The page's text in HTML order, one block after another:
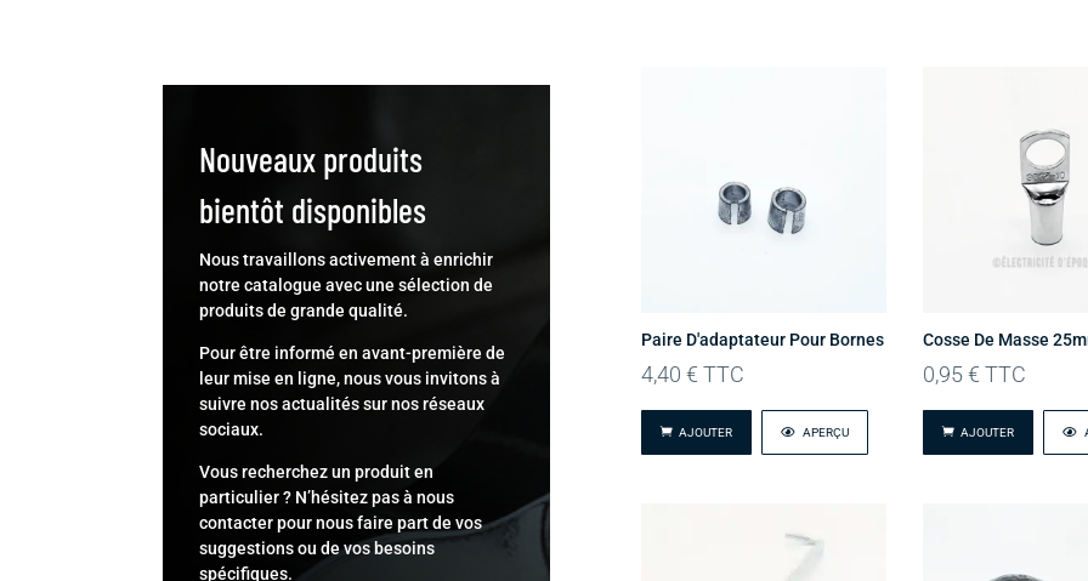
Nouveaux produits
bientôt disponibles
Nous travaillons activement à enrichir
notre catalogue avec une sélection de
produits de grande qualité.
Pour être informé en avant-première de
leur mise en ligne, nous vous invitons à
suivre nos actualités sur nos réseaux
sociaux.
Vous recherchez un produit en
particulier ? N’hésitez pas à nous
contacter pour nous faire part de vos
suggestions ou de vos besoins
spécifiques.
Paire D'adaptateur Pour Bornes
4,40 € TTC
AJOUTER APERÇU
Cosse De Masse
0,95€ TTC
AJOUTER